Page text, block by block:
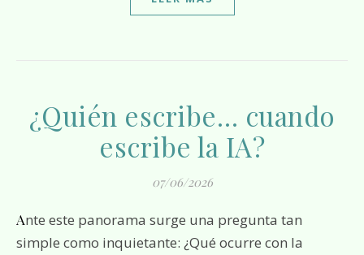
¿Quién escribe… cuando
escribe la IA?
07/06/2026
Ante este panorama surge una pregunta tan
simple como inquietante: ¿Qué ocurre con la